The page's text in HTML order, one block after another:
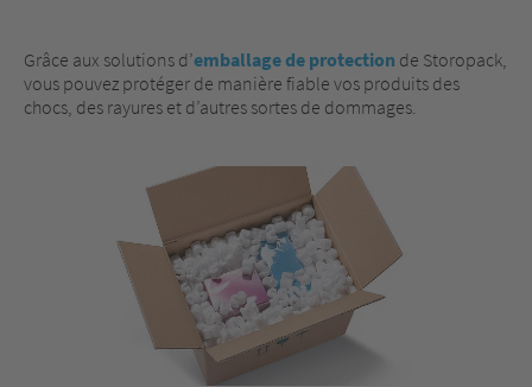
Grâce aux solutions d’emballage de protection de Storopack,
vous pouvez protéger de manière fiable vos produits des
chocs, des rayures et d’autres sortes de dommages.